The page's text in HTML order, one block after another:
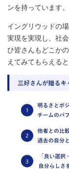
ンを持っています。
イングリウッドの
実現を実現し、社
ひ皆さんもどこか
えてみてもらえる